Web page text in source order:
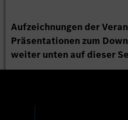
Aufzeichnungen der
Präsentationen zum
weiter unten auf dieser